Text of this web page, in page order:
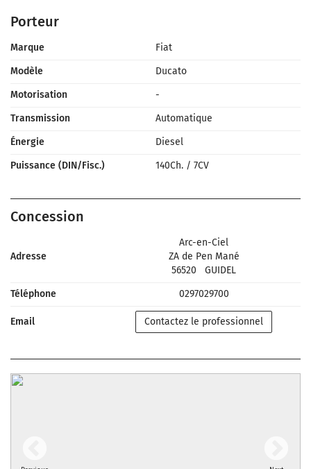
Porteur
Marque
Fiat
Modèle
Ducato
Motorisation
-
Transmission
Automatique
Énergie
Diesel
Puissance (DIN/Fisc.)
140Ch. / 7CV
Concession
Adresse
Arc-en-Ciel
ZA de Pen Mané
56520
GUIDEL
Téléphone
0297029700
Email Contactez le professionnel